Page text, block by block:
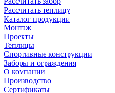
Рассчитать теплицу
Каталог продукции
Монтаж
Проекты
Теплицы
Спортивные конструкции
Заборы и ограждения
О компании
Производство
Сертификаты